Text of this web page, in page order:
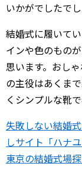
いかがでしたでし
結婚式に履いて
インや色のもの
思います。おし
の主役はあくま
くシンプルな靴
失敗しない結婚
しサイト「ハナ
東京の結婚式場